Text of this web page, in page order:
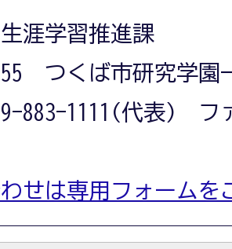
涯学習推進課
つくば市研究学園
883-1111(代表) フ
せは専用フォームを